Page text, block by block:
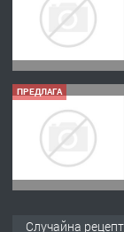
ПРЕДЛАГА
Случайна